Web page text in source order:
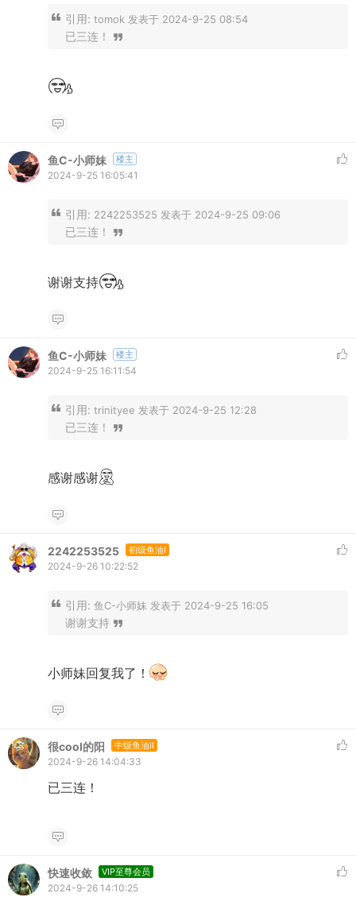
引用: tomok 发表于 2024-9-25 08:54
已三连！
鱼C-小师妹 楼主
2024-9-25 16:05:41
引用: 2242253525 发表于 2024-9-25 09:06
已三连！
谢谢支持
鱼C-小师妹 楼主
2024-9-25 16:11:54
引用: trinityee 发表于 2024-9-25 12:28
已三连！
感谢感谢
2242253525 初级鱼油I
2024-9-26 10:22:52
引用: 鱼C-小师妹 发表于 2024-9-25 16:05
谢谢支持
小师妹回复我了！
很cool的阳 中级鱼油II
2024-9-26 14:04:33
已三连！
快速收敛 VIP至尊会员
2024-9-26 14:10:25